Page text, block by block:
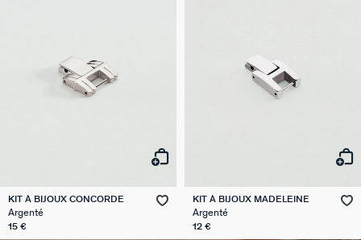
KIT À BIJOUX CONCORDE
Argenté
15 €
KIT À BIJOUX MADELEINE
Argenté
12 €